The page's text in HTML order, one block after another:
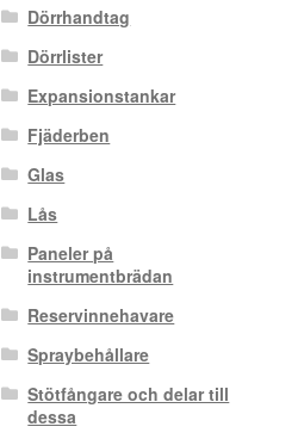
Dörrhandtag
Dörrlister
Expansionstankar
Fjäderben
Glas
Lås
Paneler på
instrumentbrädan
Reservinnehavare
Spraybehållare
Stötfångare och delar till
dessa